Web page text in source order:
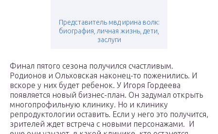
Представитель мвд ирина волк:
биография, личная жизнь, дети,
заслуги
Финал пятого сезона получился счастливым.
Родионов и Ольховская наконец-то поженились. И
вскоре у них будет ребенок. У Игоря Гордеева
появляется новый бизнес-план. Он задумал открыть
многопрофильную клинику. Но и клинику
репродуктологии оставить. Если у него это получится,
зрителей ждет встреча с новыми персонажами. И